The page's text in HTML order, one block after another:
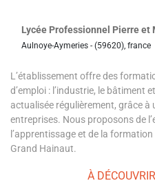
Lycée Professionnel Pierre
Aulnoye-Aymeries - (59620), france
L’établissement offre des
d’emploi : l’industrie, le bâtiment
actualisée régulièrement, grâce
entreprises. Nous proposons de
l’apprentissage et de la
Grand Hainaut.
À